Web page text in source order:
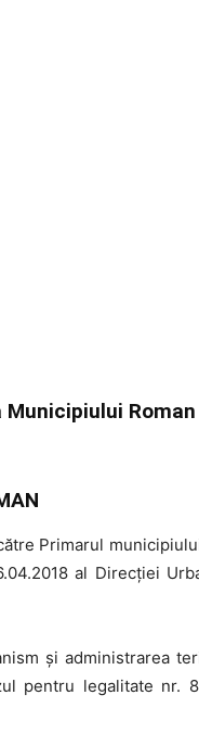
Roman
Primarul
al Direcţiei
şi administrarea
pentru legalitate nr.